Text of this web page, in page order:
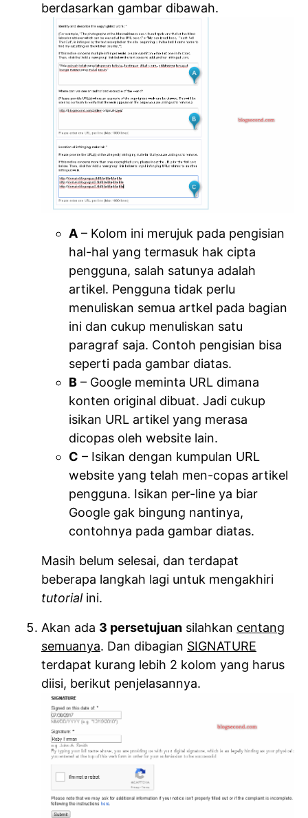
berdasarkan gambar dibawah.
A – Kolom ini merujuk pada pengisian
hal-hal yang termasuk hak cipta
pengguna, salah satunya adalah
artikel. Pengguna tidak perlu
menuliskan semua artkel pada bagian
ini dan cukup menuliskan satu
paragraf saja. Contoh pengisian bisa
seperti pada gambar diatas.
B – Google meminta URL dimana
konten original dibuat. Jadi cukup
isikan URL artikel yang merasa
dicopas oleh website lain.
C – Isikan dengan kumpulan URL
website yang telah men-copas artikel
pengguna. Isikan per-line ya biar
Google gak bingung nantinya,
contohnya pada gambar diatas.
Masih belum selesai, dan terdapat
beberapa langkah lagi untuk mengakhiri
tutorialini.
Akan ada 3 persetujuan silahkan centang
semuanya. Dan dibagian SIGNATURE
terdapat kurang lebih 2 kolom yang harus
diisi, berikut penjelasannya.